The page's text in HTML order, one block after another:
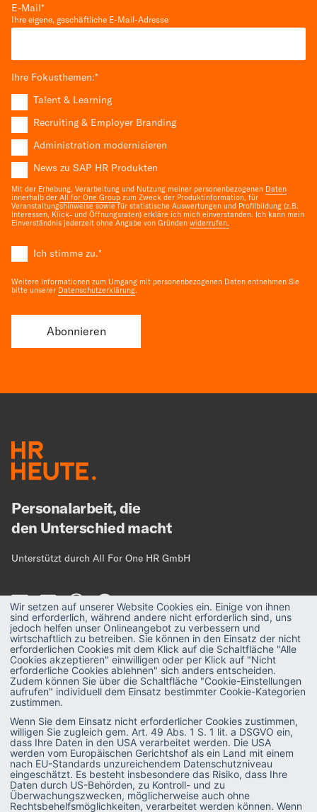
Wir setzen auf unserer Website Cookies ein. Einige von ihnen
sind erforderlich, während andere nicht erforderlich sind, uns
jedoch helfen unser Onlineangebot zu verbessern und
wirtschaftlich zu betreiben. Sie können in den Einsatz der nicht
erforderlichen Cookies mit dem Klick auf die Schaltfläche "Alle
Cookies akzeptieren" einwilligen oder per Klick auf "Nicht
erforderliche Cookies ablehnen" sich anders entscheiden.
Zudem können Sie über die Schaltfläche "Cookie-Einstellungen
aufrufen" individuell dem Einsatz bestimmter Cookie-Kategorien
zustimmen.
Wenn Sie dem Einsatz nicht erforderlicher Cookies zustimmen,
willigen Sie zugleich gem. Art. 49 Abs. 1 S. 1 lit. a DSGVO ein,
dass Ihre Daten in den USA verarbeitet werden. Die USA
werden vom Europäischen Gerichtshof als ein Land mit einem
nach EU-Standards unzureichendem Datenschutzniveau
eingeschätzt. Es besteht insbesondere das Risiko, dass Ihre
Daten durch US-Behörden, zu Kontroll- und zu
Überwachungszwecken, möglicherweise auch ohne
Rechtsbehelfsmöglichkeiten, verarbeitet werden können. Wenn
E-Mail*
Ihre eigene, geschäftliche E-Mail-Adresse
Ihre Fokusthemen:*
Talent & Learning
Recruiting & Employer Branding
Administration modernisieren
News zu SAP HR Produkten
Mit der Erhebung, Verarbeitung und Nutzung meiner personenbezogenen Daten
innerhalb der All for One Group zum Zweck der Produktinformation, für
Veranstaltungshinweise sowie für statistische Auswertungen und Profilbildung (z.B.
Interessen, Klick- und Öffnungsraten) erkläre ich mich einverstanden. Ich kann mein
Einverständnis jederzeit ohne Angabe von Gründen widerrufen.
Ich stimme zu.*
Weitere Informationen zum Umgang mit personenbezogenen Daten entnehmen Sie
bitte unserer Datenschutzerklärung.
Personalarbeit, die
den Unterschied macht
Unterstützt durch All For One HR GmbH
MAGAZIN
PODCAST
GLOSSAR
E-BOOKS
VIDEOS
Strategie
Recruiting
Administration
SAP-Praxis
SAP SuccessFactors